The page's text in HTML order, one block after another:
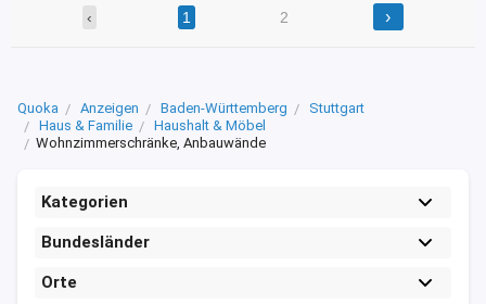
‹ 1 2 ›
Quoka Anzeigen Baden-Württemberg
Stuttgart
Haus & Familie
Haushalt & Möbel
Wohnzimmerschränke, Anbauwände
Kategorien
Bundesländer
Orte